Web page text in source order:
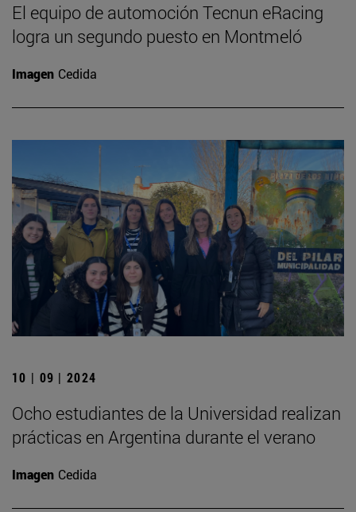
El equipo de automoción Tecnun eRacing
logra un segundo puesto en Montmeló
Imagen Cedida
10 | 09 | 2024
Ocho estudiantes de la Universidad realizan
prácticas en Argentina durante el verano
Imagen Cedida